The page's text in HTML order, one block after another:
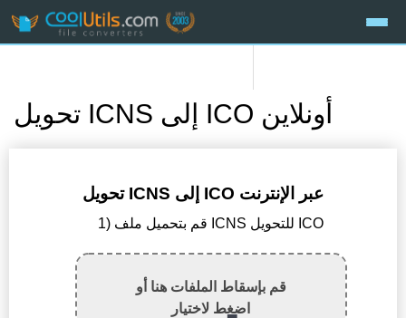
تحويل ICNS إلى ICO أونلاين
تحويل ICNS إلى ICO عبر الإنترنت
1) قم بتحميل ملف ICNS للتحويل ICO
قم بإسقاط الملفات هنا أو
اضغط لاختيار